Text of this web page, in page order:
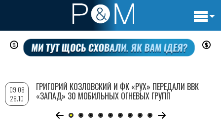
Перейти
содержанию
09:08
28.10
ГРИГОРИЙ КОЗЛОВСКИЙ И ФК «РУХ» ПЕРЕДАЛИ ВВК
«ЗАПАД» 30 МОБИЛЬНЫХ ОГНЕВЫХ ГРУПП